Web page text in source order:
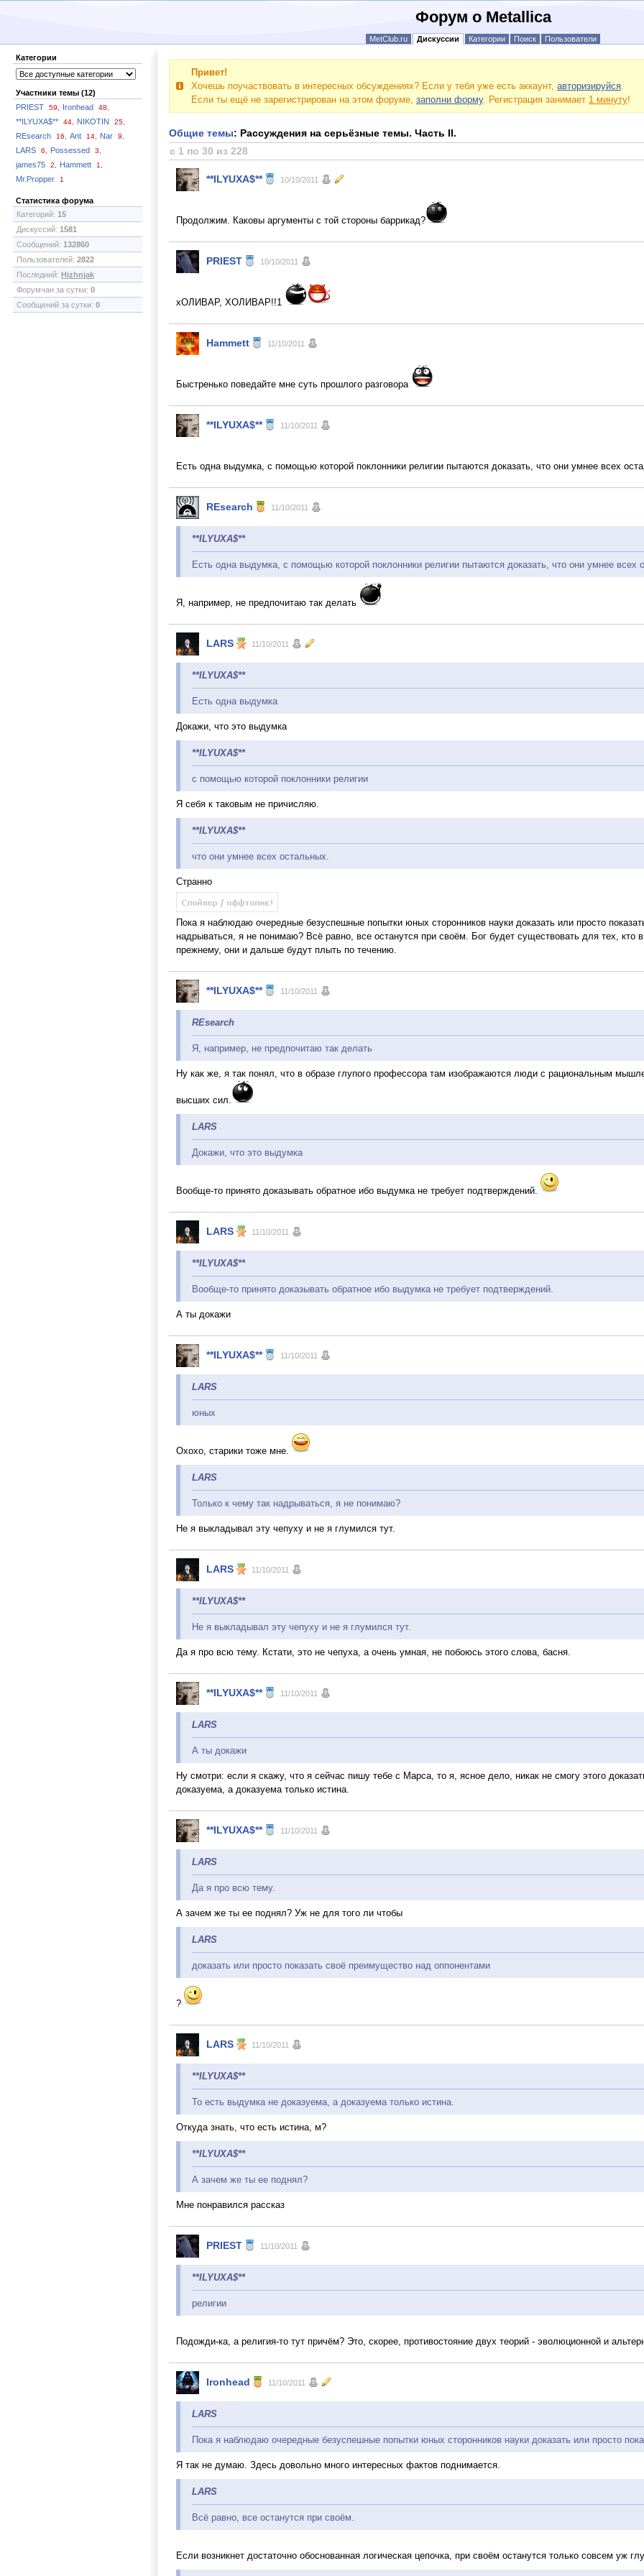
Форум о Metallica
MetClub.ru Дискуссии Категории Поиск Пользователи
Категории
Участники темы (12)
PRIEST
59, Ironhead 48,
**ILYUXA$** 44, NIKOTIN 25,
REsearch 16, Ant 14, Nar 9,
LARS 6, Possessed 3,
james75 2, Hammett 1,
Mr.Propper 1
Статистика форума
Категорий: 15
Дискуссий: 1581
Сообщений: 132860
Пользователей: 2822
Последний: Hizhnjak
Форумчан за сутки: 0
Сообщений за сутки: 0
Привет!
Хочешь поучаствовать в интересных обсуждениях? Если у тебя уже есть аккаунт, авторизируйся.
Если ты ещё не зарегистрирован на этом форуме, заполни форму. Регистрация занимает 1 минуту!
Общие темы: Рассуждения на серьёзные темы. Часть II.
с 1 по 30 из 228
**ILYUXA$** 10/10/2011
Продолжим. Каковы аргументы с той стороны баррикад?
PRIEST 10/10/2011
хОЛИВАР, ХОЛИВАР!!1
Hammett 11/10/2011
Быстренько поведайте мне суть прошлого разговора
**ILYUXA$** 11/10/2011
Есть одна выдумка, с помощью которой поклонники религии пытаются доказать, что они умнее всех
REsearch 11/10/2011
**ILYUXA$**
Есть одна выдумка, с помощью которой поклонники религии пытаются доказать, что они умнее всех
Я, например, не предпочитаю так делать
LARS 11/10/2011
**ILYUXA$**
Есть одна выдумка
Докажи, что это выдумка
**ILYUXA$**
с помощью которой поклонники религии
Я себя к таковым не причисляю.
**ILYUXA$**
что они умнее всех остальных.
Странно
Пока я наблюдаю очередные безуспешные попытки юных сторонников науки доказать или просто
надрываться, я не понимаю? Всё равно, все останутся при своём. Бог будет существовать для тех, кто
прежнему, они и дальше будут плыть по течению.
**ILYUXA$** 11/10/2011
REsearch
Я, например, не предпочитаю так делать
Ну как же, я так понял, что в образе глупого профессора там изображаются люди с рациональным
высших сил.
LARS
Докажи, что это выдумка
Вообще-то принято доказывать обратное ибо выдумка не требует подтверждений.
LARS 11/10/2011
**ILYUXA$**
Вообще-то принято доказывать обратное ибо выдумка не требует подтверждений.
А ты докажи
**ILYUXA$** 11/10/2011
LARS
юных
Охохо, старики тоже мне.
LARS
Только к чему так надрываться, я не понимаю?
Не я выкладывал эту чепуху и не я глумился тут.
LARS 11/10/2011
**ILYUXA$**
Не я выкладывал эту чепуху и не я глумился тут.
Да я про всю тему. Кстати, это не чепуха, а очень умная, не побоюсь этого слова, басня.
**ILYUXA$** 11/10/2011
LARS
А ты докажи
Ну смотри: если я скажу, что я сейчас пишу тебе с Марса, то я, ясное дело, никак не смогу этого
доказуема, а доказуема только истина.
**ILYUXA$** 11/10/2011
LARS
Да я про всю тему.
А зачем же ты ее поднял? Уж не для того ли чтобы
LARS
доказать или просто показать своё преимущество над оппонентами
?
LARS 11/10/2011
**ILYUXA$**
То есть выдумка не доказуема, а доказуема только истина.
Откуда знать, что есть истина, м?
**ILYUXA$**
А зачем же ты ее поднял?
Мне понравился рассказ
PRIEST 11/10/2011
**ILYUXA$**
религии
Подожди-ка, а религия-то тут причём? Это, скорее, противостояние двух теорий - эволюционной и
Ironhead 11/10/2011
LARS
Пока я наблюдаю очередные безуспешные попытки юных сторонников науки доказать или просто
Я так не думаю. Здесь довольно много интересных фактов поднимается.
LARS
Всё равно, все останутся при своём.
Если возникнет достаточно обоснованная логическая цепочка, при своём останутся только совсем уж